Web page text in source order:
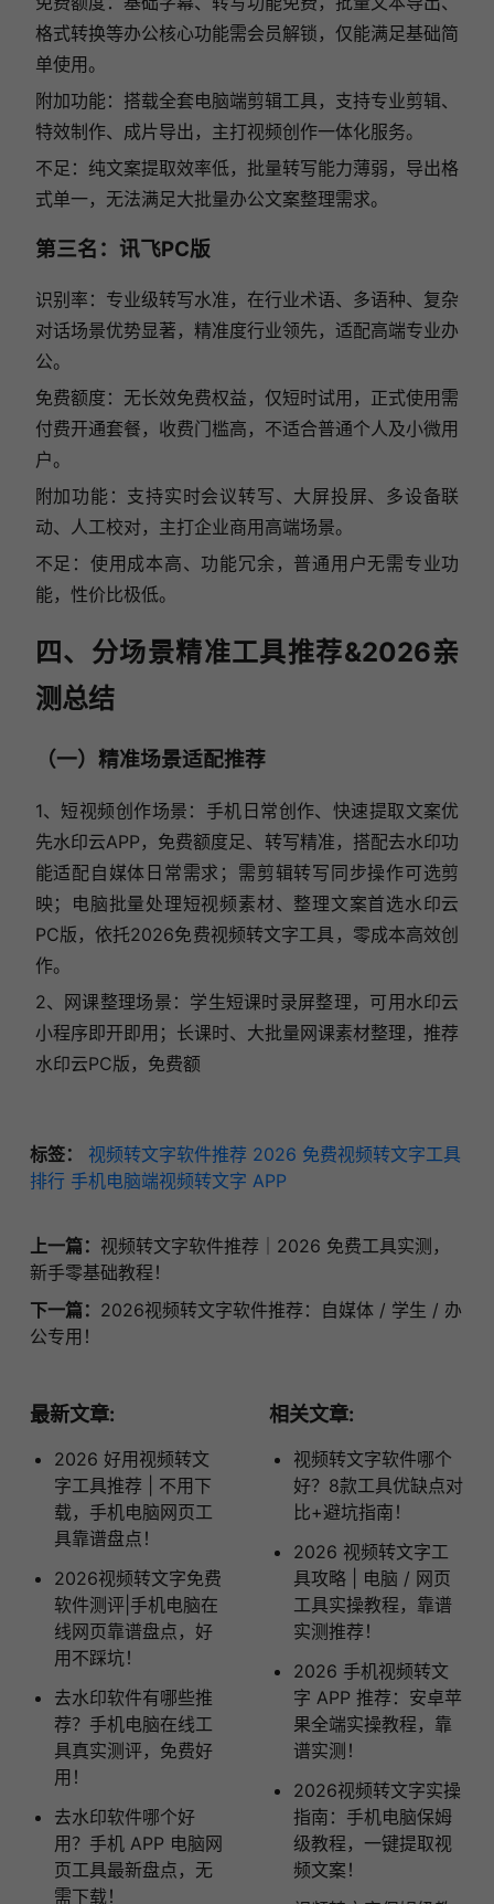
格式转换等办公核心功能需会员解锁，仅能满足基础简
单使用。
附加功能：搭载全套电脑端剪辑工具，支持专业剪辑、
特效制作、成片导出，主打视频创作一体化服务。
不足：纯文案提取效率低，批量转写能力薄弱，导出格
式单一，无法满足大批量办公文案整理需求。
第三名：讯飞PC版
识别率：专业级转写水准，在行业术语、多语种、复杂
对话场景优势显著，精准度行业领先，适配高端专业办
公。
免费额度：无长效免费权益，仅短时试用，正式使用需
付费开通套餐，收费门槛高，不适合普通个人及小微用
户。
附加功能：支持实时会议转写、大屏投屏、多设备联
动、人工校对，主打企业商用高端场景。
不足：使用成本高、功能冗余，普通用户无需专业功
能，性价比极低。
四、分场景精准工具推荐&2026亲
测总结
（一）精准场景适配推荐
1、短视频创作场景：手机日常创作、快速提取文案优
先水印云APP，免费额度足、转写精准，搭配去水印功
能适配自媒体日常需求；需剪辑转写同步操作可选剪
映；电脑批量处理短视频素材、整理文案首选水印云
PC版，依托2026免费视频转文字工具，零成本高效创
作。
2、网课整理场景：学生短课时录屏整理，可用水印云
小程序即开即用；长课时、大批量网课素材整理，推荐
水印云PC版，免费额
标签： 视频转文字软件推荐 2026 免费视频转文字工具
排行 手机电脑端视频转文字 APP
上一篇： 视频转文字软件推荐｜2026 免费工具实测，
新手零基础教程！
下一篇： 2026视频转文字软件推荐：自媒体 / 学生 / 办
公专用！
最新文章:
2026 好用视频转文
字工具推荐 | 不用下
载，手机电脑网页工
具靠谱盘点！
2026视频转文字免费
软件测评|手机电脑在
线网页靠谱盘点，好
用不踩坑！
去水印软件有哪些推
荐？手机电脑在线工
具真实测评，免费好
用！
去水印软件哪个好
用？手机 APP 电脑网
页工具最新盘点，无
需下载！
相关文章:
视频转文字软件哪个
好？8款工具优缺点对
比+避坑指南！
2026 视频转文字工
具攻略 | 电脑 / 网页
工具实操教程，靠谱
实测推荐！
2026 手机视频转文
字 APP 推荐：安卓苹
果全端实操教程，靠
谱实测！
2026视频转文字实操
指南：手机电脑保姆
级教程，一键提取视
频文案！